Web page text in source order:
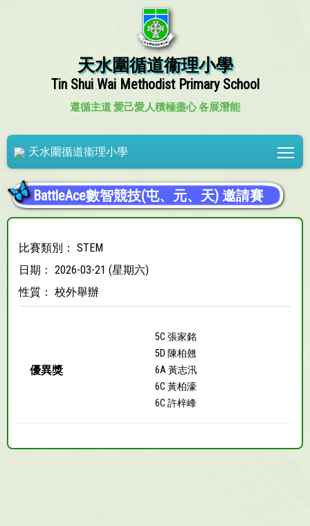
天水圍循道衞理小學
Tin Shui Wai Methodist Primary School
遵循主道 愛己愛人積極盡心 各展潛能
天水圍循道衞理小學
BattleAce數智競技(屯、元、天) 邀請賽
比賽類別： STEM
日期： 2026-03-21 (星期六)
性質： 校外舉辦
優異獎
5C 張家銘
5D 陳柏翹
6A 黃志汛
6C 黃柏濠
6C 許梓峰